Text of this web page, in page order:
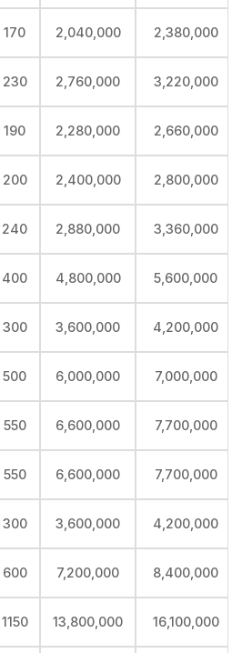
170 2,040,000 2,380,000
230 2,760,000 3,220,000
190 2,280,000 2,660,000
200 2,400,000 2,800,000
240 2,880,000 3,360,000
400 4,800,000 5,600,000
300 3,600,000 4,200,000
500 6,000,000 7,000,000
550 6,600,000 7,700,000
550 6,600,000 7,700,000
300 3,600,000 4,200,000
600 7,200,000 8,400,000
1150 13,800,000 16,100,000